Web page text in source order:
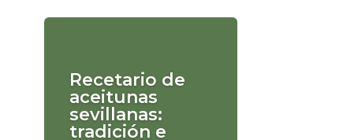
Recetario de
aceitunas
sevillanas:
tradición e